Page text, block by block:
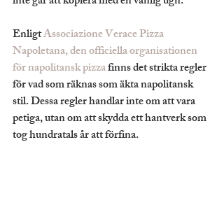
Enligt Associazione Verace Pizza
Napoletana, den officiella organisationen
för napolitansk pizza finns det strikta regler
för vad som räknas som äkta napolitansk
stil. Dessa regler handlar inte om att vara
petiga, utan om att skydda ett hantverk som
tog hundratals år att förfina.